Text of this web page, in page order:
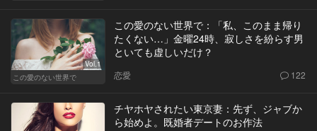
Vol.1
この愛のない世界で
この愛のない世界で：「私、このまま帰り
たくない…」金曜24時、寂しさを紛らす男
といても虚しいだけ？
恋愛 122
チヤホヤされたい東京妻：先ず、ジャブか
ら始めよ。既婚者デートのお作法